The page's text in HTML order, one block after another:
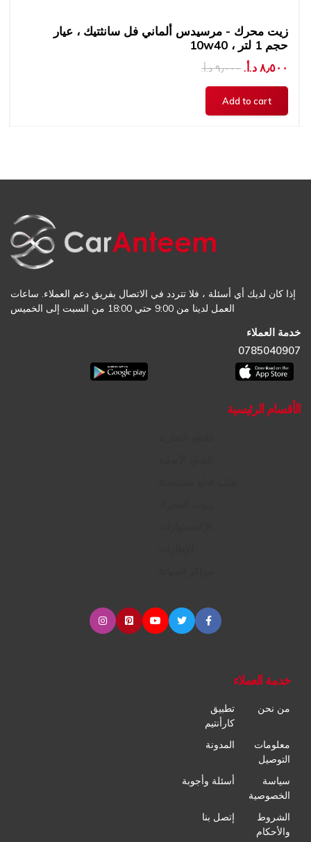
زيت محرك - مرسيدس ألماني فل سانثتيك ، عيار
10w40 ، حجم 1 لتر
٩٫٠٠٠ د.أ.‏ ٨٫٥٠٠ د.أ.‏
إذا كان لديك أي أسئلة ، فلا تتردد في الاتصال بفريق دعم العملاء. ساعات
العمل لدينا من 9:00 حتي 18:00 من السبت إلى الخميس
خدمة العملاء
0785040907
الأقسام الرئيسية
خدمة العملاء
من نحن
تطبيق
كارأنتيم
معلومات
التوصيل
المدونة
سياسة
الخصوصية
أسئلة وأجوبة
الشروط
والأحكام
إتصل بنا